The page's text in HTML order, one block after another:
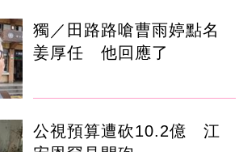
獨／田路路嗆曹雨婷點名
姜厚任 他回應了
公視預算遭砍10.2億 江